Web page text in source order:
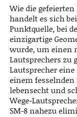
Wie die
handelt es sich
Punktquelle, bei
einzigartige
wurde, um einen
Lautsprechers zu
Lautsprecher
einem
lebensecht und
Wege-
SM-8 nahezu